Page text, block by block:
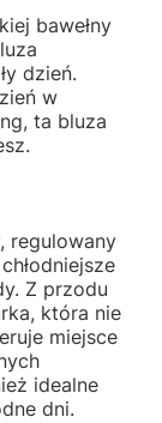
bawełny
dzień.
w
ta bluza
regulowany
Z przodu
która nie
miejsce
idealne
dni.